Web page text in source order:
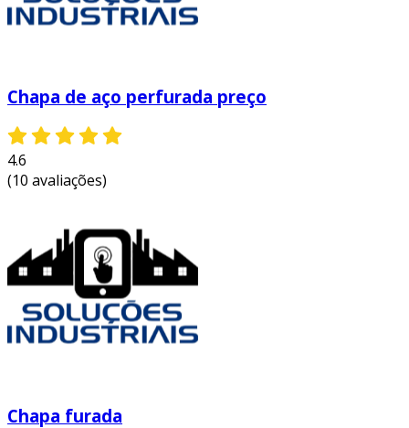
Chapa de aço perfurada preço
4.6
(10 avaliações)
Chapa furada